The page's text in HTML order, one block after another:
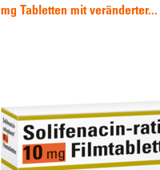
mg Tabletten mit veränderter...